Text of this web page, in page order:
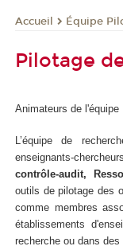
Accueil Équipe
Pilotage
Animateurs de l'équipe
L’équipe de
enseignants-
contrôle-audit,
outils de pilotage des
comme membres
établissements
recherche ou dans des